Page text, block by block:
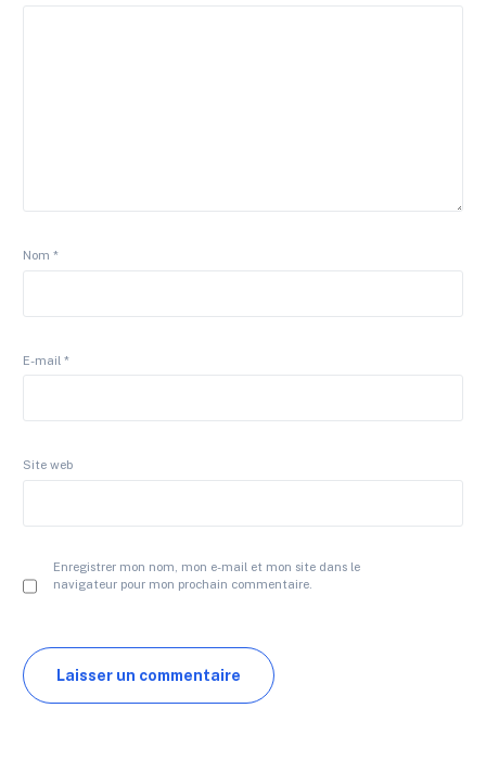
Nom*
E-mail*
Site web
Enregistrer mon nom, mon e-mail et mon site dans le
navigateur pour mon prochain commentaire.